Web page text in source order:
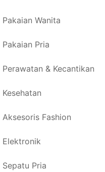
Pakaian Wanita
Pakaian Pria
Perawatan & Kecantikan
Kesehatan
Aksesoris Fashion
Elektronik
Sepatu Pria